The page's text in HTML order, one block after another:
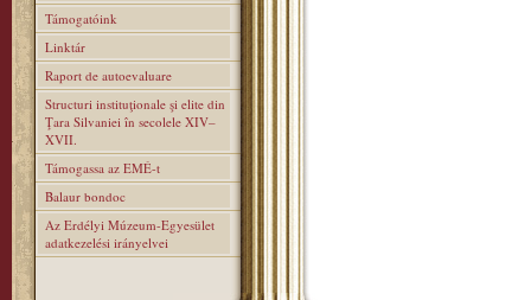
Támogatóink
Linktár
Raport de autoevaluare
Structuri instituţionale şi elite din
Ţara Silvaniei în secolele XIV–
XVII.
Támogassa az EMÉ-t
Balaur bondoc
Az Erdélyi Múzeum-Egyesület
adatkezelési irányelvei